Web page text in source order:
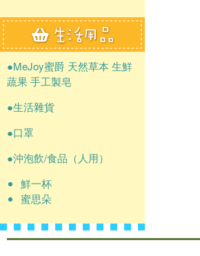
●MeJoy蜜爵 天然草本 生鮮
蔬果 手工製皂
●生活雜貨
●口罩
●沖泡飲/食品（人用）
鮮一杯
蜜思朵